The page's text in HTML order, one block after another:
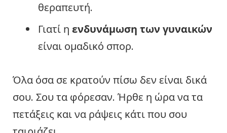
θεραπευτή.
Γιατί η ενδυνάμωση των γυναικών
είναι ομαδικό σπορ.
Όλα όσα σε κρατούν πίσω δεν είναι δικά
σου. Σου τα φόρεσαν. Ήρθε η ώρα να τα
πετάξεις και να ράψεις κάτι που σου